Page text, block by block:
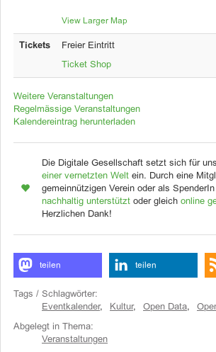
View Larger Map
Tickets Freier Eintritt
Ticket Shop
Weitere Veranstaltungen
Regelmässige Veranstaltungen
Kalendereintrag herunterladen
Die Digitale Gesellschaft setzt sich für
einer vernetzten Welt ein. Durch eine
gemeinnützigen Verein oder als
nachhaltig unterstützt oder gleich online
Herzlichen Dank!
teilen teilen
Tags / Schlagwörter:
Eventkalender, Kultur, Open Data,
Abgelegt in Thema:
Veranstaltungen